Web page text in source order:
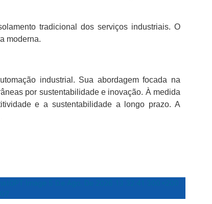
tradicional dos serviços industriais. O
moderna.
industrial. Sua abordagem focada na
por sustentabilidade e inovação. À medida
e a sustentabilidade a longo prazo. A